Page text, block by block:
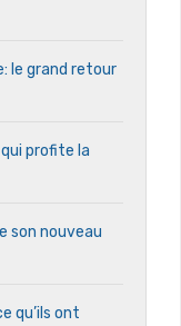
le grand retour
profite la
son nouveau
qu’ils ont